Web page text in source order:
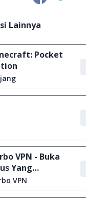
Lainnya
Pocket
VPN - Buka
Yang
VPN